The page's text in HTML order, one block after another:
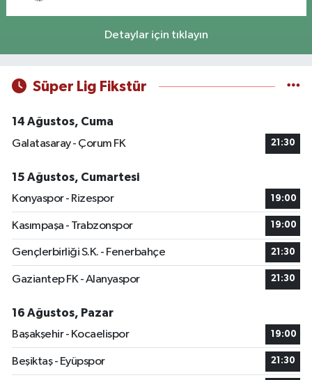
Detaylar için tıklayın
Süper Lig Fikstür
14 Ağustos, Cuma
Galatasaray - Çorum FK
21:30
15 Ağustos, Cumartesi
Konyaspor - Rizespor
19:00
Kasımpaşa - Trabzonspor 19:00
Gençlerbirliği S.K. - Fenerbahçe 21:30
Gaziantep FK - Alanyaspor 21:30
16 Ağustos, Pazar
Başakşehir - Kocaelispor
19:00
Beşiktaş - Eyüpspor 21:30